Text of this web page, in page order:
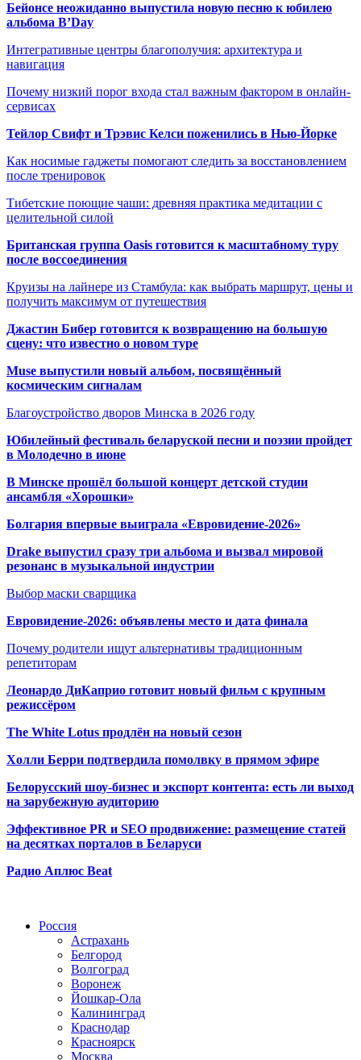
Бейонсе неожиданно выпустила новую песню к юбилею
альбома B’Day
Интегративные центры благополучия: архитектура и
навигация
Почему низкий порог входа стал важным фактором в онлайн-
сервисах
Тейлор Свифт и Трэвис Келси поженились в Нью-Йорке
Как носимые гаджеты помогают следить за восстановлением
после тренировок
Тибетские поющие чаши: древняя практика медитации с
целительной силой
Британская группа Oasis готовится к масштабному туру
после воссоединения
Круизы на лайнере из Стамбула: как выбрать маршрут, цены и
получить максимум от путешествия
Джастин Бибер готовится к возвращению на большую
сцену: что известно о новом туре
Muse выпустили новый альбом, посвящённый
космическим сигналам
Благоустройство дворов Минска в 2026 году
Юбилейный фестиваль беларуской песни и поэзии пройдет
в Молодечно в июне
В Минске прошёл большой концерт детской студии
ансамбля «Хорошки»
Болгария впервые выиграла «Евровидение-2026»
Drake выпустил сразу три альбома и вызвал мировой
резонанс в музыкальной индустрии
Выбор маски сварщика
Евровидение-2026: объявлены место и дата финала
Почему родители ищут альтернативы традиционным
репетиторам
Леонардо ДиКаприо готовит новый фильм с крупным
режиссёром
The White Lotus продлён на новый сезон
Холли Берри подтвердила помолвку в прямом эфире
Белорусский шоу-бизнес и экспорт контента: есть ли выход
на зарубежную аудиторию
Эффективное PR и SEO продвижение: размещение статей
на десятках порталов в Беларуси
Радио Аплюс Beat
Россия
Астрахань
Белгород
Волгоград
Воронеж
Йошкар-Ола
Калининград
Краснодар
Красноярск
Москва